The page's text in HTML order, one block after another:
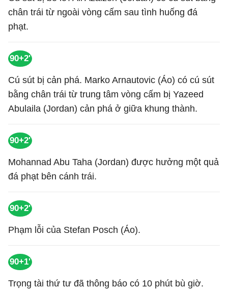
chân trái từ ngoài vòng cấm sau tình huống đá
phạt.
90+2'
Cú sút bị cản phá. Marko Arnautovic (Áo) có cú sút
bằng chân trái từ trung tâm vòng cấm bị Yazeed
Abulaila (Jordan) cản phá ở giữa khung thành.
90+2'
Mohannad Abu Taha (Jordan) được hưởng một quả
đá phạt bên cánh trái.
90+2'
Phạm lỗi của Stefan Posch (Áo).
90+1'
Trọng tài thứ tư đã thông báo có 10 phút bù giờ.